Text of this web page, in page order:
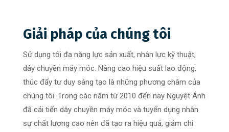
Giải pháp của chúng tôi
Sử dụng tối đa năng lực sản xuất, nhân lực kỹ thuật,
dây chuyền máy móc. Nâng cao hiệu suất lao động,
thúc đẩy tư duy sáng tạo là những phương châm của
chúng tôi. Trong các năm từ 2010 đến nay Nguyệt Ánh
đã cải tiến dây chuyền máy móc và tuyển dụng nhân
sự chất lượng cao nên đã tạo ra hiệu quả, giảm chi